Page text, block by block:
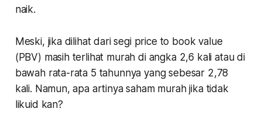
naik.
Meski, jika dilihat dari segi price to book value
(PBV) masih terlihat murah di angka 2,6 kali atau di
bawah rata-rata 5 tahunnya yang sebesar 2,78
kali. Namun, apa artinya saham murah jika tidak
likuid kan?